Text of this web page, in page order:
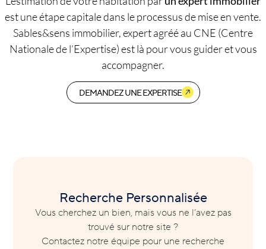
est une étape capitale dans le processus de mise en vente.
Sables&sens immobilier, expert agréé au CNE (Centre
Nationale de l’Expertise) est là pour vous guider et vous
accompagner.
DEMANDEZ UNE EXPERTISE
Recherche Personnalisée
Vous cherchez un bien, mais vous ne l’avez pas
trouvé sur notre site ?
Contactez notre équipe pour une recherche